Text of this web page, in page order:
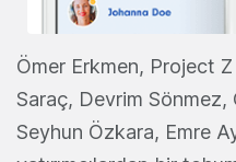
Ömer Erkmen, Project
Saraç, Devrim Sönmez,
Seyhun Özkara, Emre